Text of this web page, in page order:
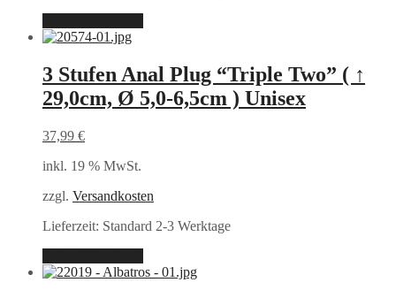
3 Stufen Anal Plug “Triple Two” ( ↑
29,0cm, Ø 5,0-6,5cm ) Unisex
37,99 €
inkl. 19 % MwSt.
zzgl. Versandkosten
Lieferzeit: Standard 2-3 Werktage